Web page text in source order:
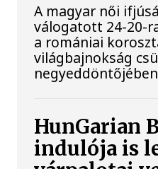
A magyar női
válogatott 24-20-
a romániai
világbajnokság
HunGarian
indulója is